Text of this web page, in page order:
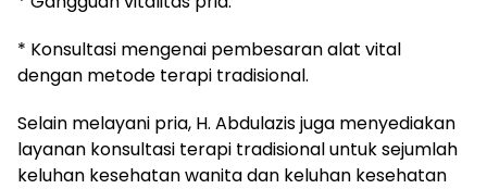
* Konsultasi mengenai pembesaran alat vital
dengan metode terapi tradisional.
Selain melayani pria, H. Abdulazis juga menyediakan
layanan konsultasi terapi tradisional untuk sejumlah
keluhan kesehatan wanita dan keluhan kesehatan